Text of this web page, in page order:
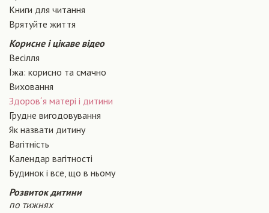
Книги для читання
Врятуйте життя
Корисне і цікаве відео
Весілля
Їжа: корисно та смачно
Виховання
Здоров´я матері і дитини
Грудне вигодовування
Як назвати дитину
Вагiтнiсть
Календар вагітності
Будинок і все, що в ньому
Розвиток дитини
по тижнях